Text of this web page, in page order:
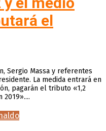
el
Sergio Massa y referentes
La medida entrará en
pagarán el tributo «1,2